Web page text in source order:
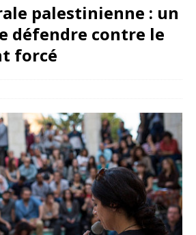
palestinienne : un
défendre contre le
forcé